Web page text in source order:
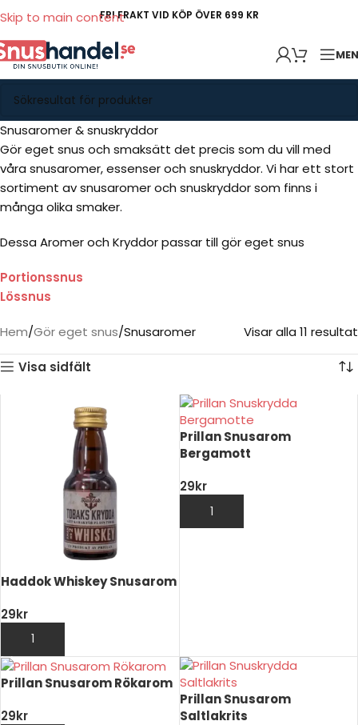
Skip to main contentFRI FRAKT VID KÖP ÖVER 699 KR
Snusaromer & snuskryddor
Gör eget snus och smaksätt det precis som du vill med
våra snusaromer, essenser och snuskryddor. Vi har ett stort
sortiment av snusaromer och snuskryddor som finns i
många olika smaker.
Dessa Aromer och Kryddor passar till gör eget snus
Portionssnus
Lössnus
Hem Gör eget snus Snusaromer Visar alla 11 resultat
Visa sidfält
Haddok Whiskey Snusarom
29kr
LÄGG TILL I VARUKORG
Prillan Snusarom
Bergamott
29kr
LÄGG TILL I VARUKORG
Prillan Snusarom Rökarom
29kr
Prillan Snusarom
Saltlakrits